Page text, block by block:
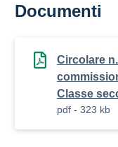
Documenti
Circolare
Classe
pdf - 323 kb